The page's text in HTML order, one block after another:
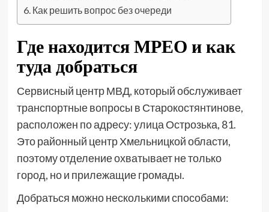
Как решить вопрос без очереди
Где находится МРЕО и как
туда добраться
Сервисный центр МВД, который обслуживает
транспортные вопросы в Старокостянтинове,
расположен по адресу: улица Острозька, 81.
Это районный центр Хмельницкой области,
поэтому отделение охватывает не только
город, но и прилежащие громады.
Добраться можно несколькими способами: